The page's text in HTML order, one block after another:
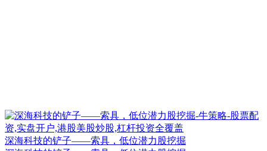
深海科技的铲子——索具，低位潜力股挖掘